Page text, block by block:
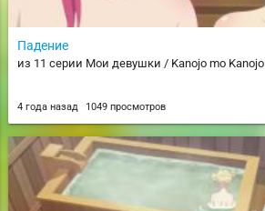
Падение
из 11 серии Мои девушки / Kanojo mo Kanojo
4 года назад 1049 просмотров